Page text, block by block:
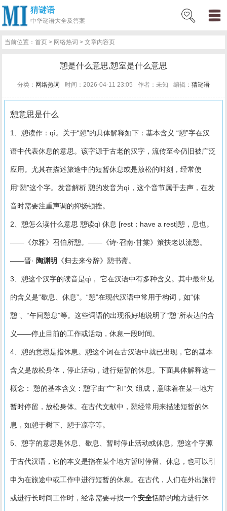
猜谜语
中华谜语大全及答案
网
猜
网
问
百
好
名
古
当前位置：首页 > 网络热词 > 文章内容页
憩是什么意思,憩室是什么意思
分类： 网络热词 时间：2026-04-11 23:05 作者：未知 编辑： 猜谜语
憩意思是什么
1、憩读作：qì。关于“憩”的具体解释如下：基本含义 “憩”字在汉
语中代表休息的意思。该字源于古老的汉字，流传至今仍旧被广泛
应用。尤其在描述旅途中的短暂休息或是放松的时刻，经常使
用“憩”这个字。发音解析 憩的发音为qì，这个音节属于去声，在发
音时需要注重声调的抑扬顿挫。
2、憩怎么读什么意思 憩读qì 休息 [rest；have a rest]憩，息也。
——《尔雅》召伯所憩。——《诗·召南·甘棠》策扶老以流憩。
——晋· 陶渊明 《归去来兮辞》憩书斋。
3、憩这个汉字的读音是qì， 它在汉语中有多种含义。其中最常见
的含义是“歇息、休息”。“憩”在现代汉语中常用于构词，如“休
憩”、“午间憩息”等。这些词语的出现很好地说明了“憩”所表达的含
义——停止目前的工作或活动，休息一段时间。
4、憩的意思是指休息。憩这个词在古汉语中就已出现，它的基本
含义是放松身体，停止活动，进行短暂的休息。下面具体解释这一
概念： 憩的基本含义：憩字由“宀”和“欠”组成，意味着在某一地方
暂时停留，放松身体。在古代文献中，憩经常用来描述短暂的休
息，如憩于树下、憩于凉亭等。
5、憩字的意思是休息、歇息、暂时停止活动或休息。憩这个字源
于古代汉语，它的本义是指在某个地方暂时停留、休息，也可以引
申为在旅途中或工作中进行短暂的休息。在古代，人们在外出旅行
或进行长时间工作时，经常需要寻找一个安全恬静的地方进行休